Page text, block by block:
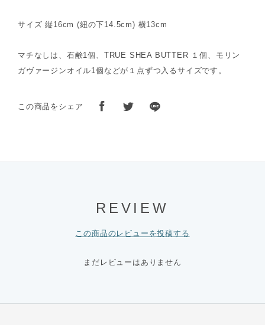
サイズ 縦16cm (紐の下14.5cm) 横13cm
マチなしは、石鹸1個、TRUE SHEA BUTTER １個、モリン
ガヴァージンオイル1個などが１点ずつ入るサイズです。
この商品をシェア
REVIEW
この商品のレビューを投稿する
まだレビューはありません